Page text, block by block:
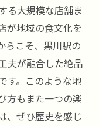
る大規模な店舗ま
が地域の食文化を
らこそ、黒川駅の
夫が融合した絶品
す。このような地
方もまた一つの楽
、ぜひ歴史を感じ